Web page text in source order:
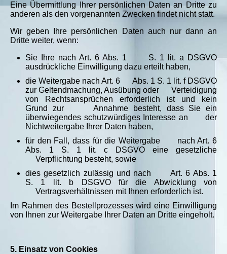
Eine Übermittlung Ihrer persönlichen Daten an Dritte zu
anderen als den vorgenannten Zwecken findet nicht statt.
Wir geben Ihre persönlichen Daten auch nur dann an
Dritte weiter, wenn:
Sie Ihre nach Art. 6 Abs. 1 S. 1 lit. a DSGVO
ausdrückliche Einwilligung dazu erteilt haben,
die Weitergabe nach Art. 6 Abs. 1 S. 1 lit. f DSGVO
zur Geltendmachung, Ausübung oder Verteidigung
von Rechtsansprüchen erforderlich ist und kein
Grund zur Annahme besteht, dass Sie ein
überwiegendes schutzwürdiges Interesse an der
Nichtweitergabe Ihrer Daten haben,
für den Fall, dass für die Weitergabe nach Art. 6
Abs. 1 S. 1 lit. c DSGVO eine gesetzliche
Verpflichtung besteht, sowie
dies gesetzlich zulässig und nach Art. 6 Abs. 1
S. 1 lit. b DSGVO für die Abwicklung von
Vertragsverhältnissen mit Ihnen erforderlich ist.
Im Rahmen des Bestellprozesses wird eine Einwilligung
von Ihnen zur Weitergabe Ihrer Daten an Dritte eingeholt.
5. Einsatz von Cookies